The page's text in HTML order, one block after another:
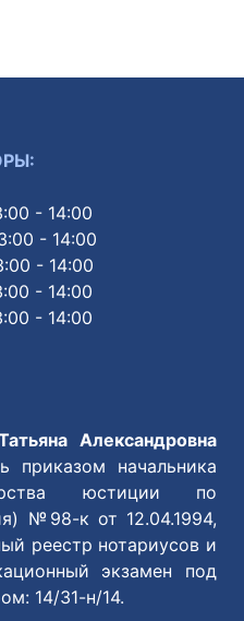
- 14:00
- 14:00
- 14:00
- 14:00
- 14:00
Александровна
приказом начальника
юстиции по
№98-к от 12.04.1994,
реестр нотариусов и
экзамен под
14/31-н/14.